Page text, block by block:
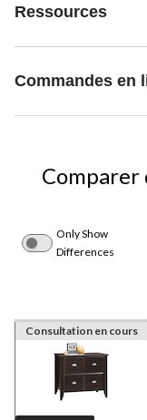
Ressources
Commandes en
Comparer
Only Show
Differences
Consultation en cours